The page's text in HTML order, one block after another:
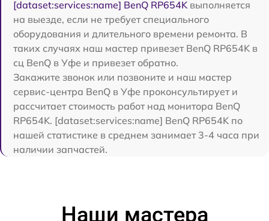
[dataset:services:name] BenQ RP654K выполняется
на выезде, если не требует специального
оборудования и длительного времени ремонта. В
таких случаях наш мастер привезет BenQ RP654K в
сц BenQ в Уфе и привезет обратно.
Закажите звонок или позвоните и наш мастер
сервис-центра BenQ в Уфе проконсультирует и
рассчитает стоимость работ над монитора BenQ
RP654K. [dataset:services:name] BenQ RP654K по
нашей статистике в среднем занимает 3-4 часа при
наличии запчастей.
Наши мастера